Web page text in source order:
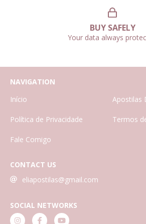
BUY SAFELY
Your data always
NAVIGATION
Início
Apostilas
Política de Privacidade Termos
Fale Comigo
CONTACT US
eliapostilas@gmail.com
SOCIAL NETWORKS